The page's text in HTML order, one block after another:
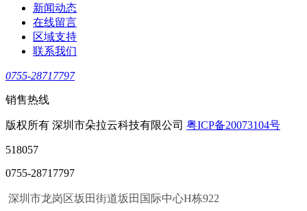
新闻动态
在线留言
区域支持
联系我们
0755-28717797
销售热线
版权所有 深圳市朵拉云科技有限公司 粤ICP备20073104号
518057
0755-28717797
深圳市龙岗区坂田街道坂田国际中心H栋922